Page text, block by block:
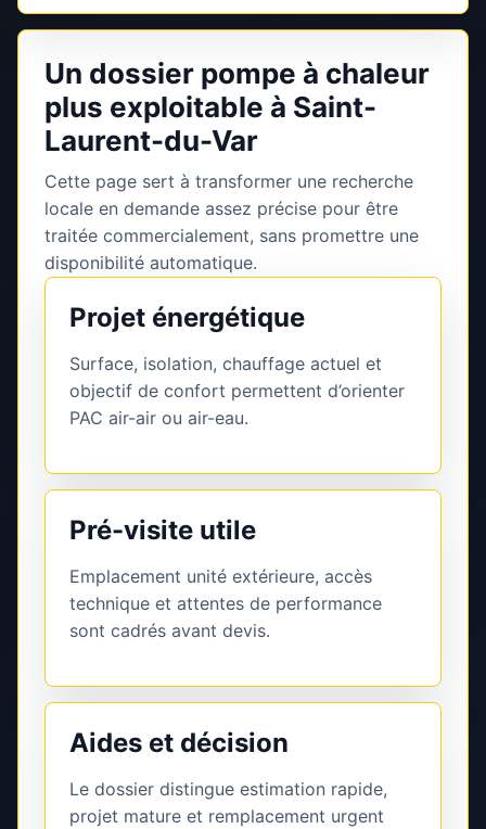
Un dossier pompe à chaleur
plus exploitable à Saint-
Laurent-du-Var
Cette page sert à transformer une recherche
locale en demande assez précise pour être
traitée commercialement, sans promettre une
disponibilité automatique.
Projet énergétique
Surface, isolation, chauffage actuel et
objectif de confort permettent d’orienter
PAC air-air ou air-eau.
Pré-visite utile
Emplacement unité extérieure, accès
technique et attentes de performance
sont cadrés avant devis.
Aides et décision
Le dossier distingue estimation rapide,
projet mature et remplacement urgent